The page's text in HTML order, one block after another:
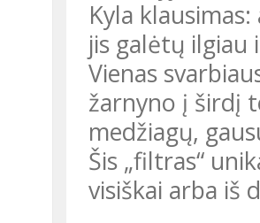
Kyla
jis galėtų ilgiau
Vienas
žarnyno į širdį
medžiagų,
Šis „filtras“
visiškai arba iš